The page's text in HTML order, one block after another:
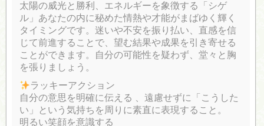
太陽の威光と勝利、エネルギーを象徴する「シゲ
ル」あなたの内に秘めた情熱や才能がまばゆく輝く
タイミングです。迷いや不安を振り払い、直感を信
じて前進することで、望む結果や成果を引き寄せる
ことができます。自分の可能性を疑わず、堂々と胸
を張りましょう。
ラッキーアクション
自分の意思を明確に伝える 、遠慮せずに「こうした
い」という気持ちを周りに素直に表現すること。
明るい笑顔を意識する